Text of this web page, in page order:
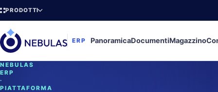
PRODOTTI
ERP PanoramicaDocumentiMagazzino
NEBULAS
ERP
·
PIATTAFORMA